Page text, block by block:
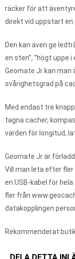
räcker för att
direkt vid uppstart en
Den kan även ge
en sten”, ”högt uppe i
Geomate Jr kan man
svårighetsgrad på
Med endast tre
tagna cacher,
värden för longitud,
Geomate Jr är
Vill man leta efter fler
en USB-kabel för
fler från
datakopplingen
Rekommenderat